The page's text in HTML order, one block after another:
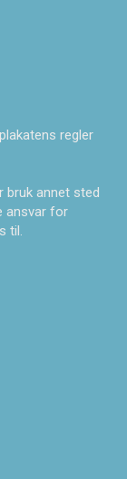
regler
bruk annet sted
ansvar for
til.